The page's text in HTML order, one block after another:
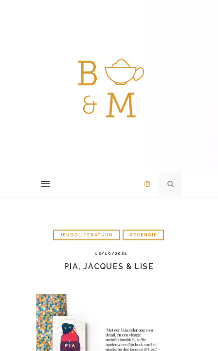
JEUGDLITERATUUR RECENSIE
12/10/2021
PIA, JACQUES & LISE